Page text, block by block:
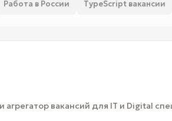
Работа в России TypeScript вакансии
вакансий для IT и Digital